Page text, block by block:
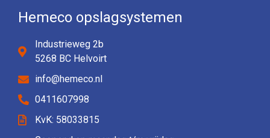
Hemeco opslagsystemen
Industrieweg 2b
5268 BC Helvoirt
info@hemeco.nl
0411607998
KvK: 58033815